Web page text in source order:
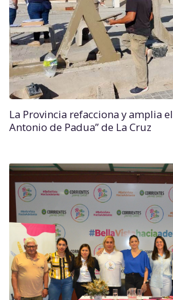
La Provincia refacciona y amplia
Antonio de Padua” de La Cruz